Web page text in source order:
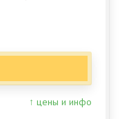
↑ цены и инфо